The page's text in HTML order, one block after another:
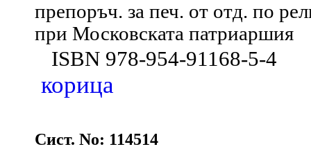
препоръч. за печ. от отд. по
при Московската патриаршия
ISBN 978-954-91168-5-4
корица
Сист. No: 114514